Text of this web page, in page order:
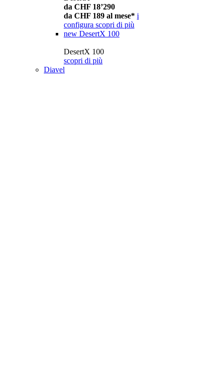
da CHF 18’290
da CHF 189 al mese* i
configura scopri di più
new DesertX 100
DesertX 100
scopri di più
Diavel